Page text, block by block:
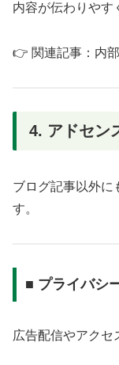
内容が伝わりやす
👉 関連記事：内
4. アドセン
ブログ記事以外に
す。
■ プライバシ
広告配信やアクセ